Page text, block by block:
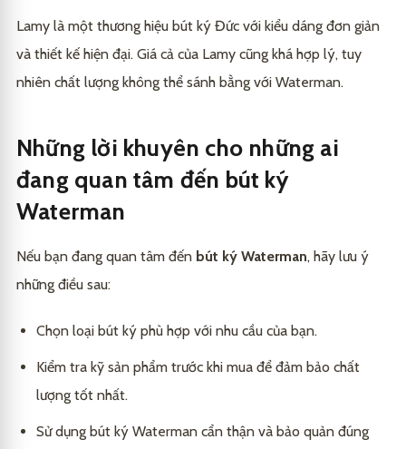
Lamy là một thương hiệu bút ký Đức với kiểu dáng đơn giản
và thiết kế hiện đại. Giá cả của Lamy cũng khá hợp lý, tuy
nhiên chất lượng không thể sánh bằng với Waterman.
Những lời khuyên cho những ai
đang quan tâm đến bút ký
Waterman
Nếu bạn đang quan tâm đến bút ký Waterman, hãy lưu ý
những điều sau:
Chọn loại bút ký phù hợp với nhu cầu của bạn.
Kiểm tra kỹ sản phẩm trước khi mua để đảm bảo chất
lượng tốt nhất.
Sử dụng bút ký Waterman cẩn thận và bảo quản đúng